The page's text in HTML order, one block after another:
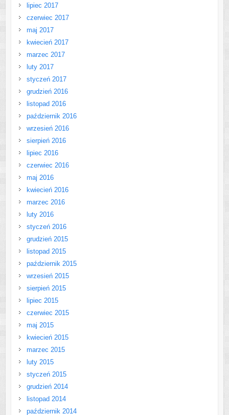
lipiec 2017
czerwiec 2017
maj 2017
kwiecień 2017
marzec 2017
luty 2017
styczeń 2017
grudzień 2016
listopad 2016
październik 2016
wrzesień 2016
sierpień 2016
lipiec 2016
czerwiec 2016
maj 2016
kwiecień 2016
marzec 2016
luty 2016
styczeń 2016
grudzień 2015
listopad 2015
październik 2015
wrzesień 2015
sierpień 2015
lipiec 2015
czerwiec 2015
maj 2015
kwiecień 2015
marzec 2015
luty 2015
styczeń 2015
grudzień 2014
listopad 2014
październik 2014